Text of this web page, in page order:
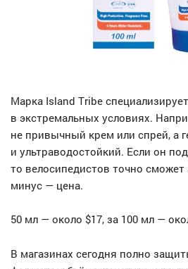
Марка Island Tribe
в экстремальных условиях.
не привычный крем или спрей, а
и ультраводостойкий. Если он
то велосипедистов точно
минус — цена.
50 мл — около $17, за 100 мл —
В магазинах сегодня полно